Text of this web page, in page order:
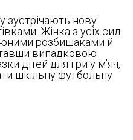
зустрічають нову
Жінка з усіх сил
розбишаками й
випадковою
дітей для гри у м’яч,
шкільну футбольну